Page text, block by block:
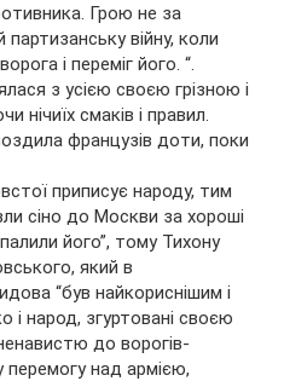
Грою не за
війну, коли
і переміг його. “.
з усією своєю грізною і
нічиїх смаків і правил.
французів доти, поки
приписує народу, тим
сіно до Москви за хороші
його”, тому Тихону
який в
“був найкориснішим і
і народ, згуртовані своєю
до ворогів-
перемогу над армією,